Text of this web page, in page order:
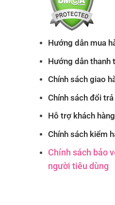
Hướng dẫn mua
Hướng dẫn thanh
Chính sách giao
Chính sách đổi trả
Hỗ trợ khách hàng
Chính sách kiểm
Chính sách bảo
người tiêu dùng